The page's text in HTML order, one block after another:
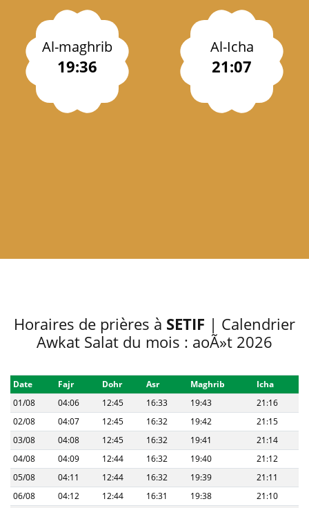
Al-maghrib
19:36
Al-Icha
21:07
Horaires de prières à SETIF | Calendrier
Awkat Salat du mois : aoÃ»t 2026
Date Fajr Dohr Asr Maghrib
Icha
01/08
04:06 12:45 16:33 19:43
21:16
02/08
04:07 12:45 16:32 19:42
21:15
03/08
04:08 12:45 16:32 19:41
21:14
04/08
04:09 12:44 16:32 19:40
21:12
05/08
04:11 12:44 16:32 19:39
21:11
06/08
04:12 12:44 16:31 19:38
21:10